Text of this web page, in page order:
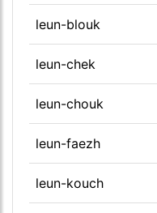
leun-blouk
leun-chek
leun-chouk
leun-faezh
leun-kouch